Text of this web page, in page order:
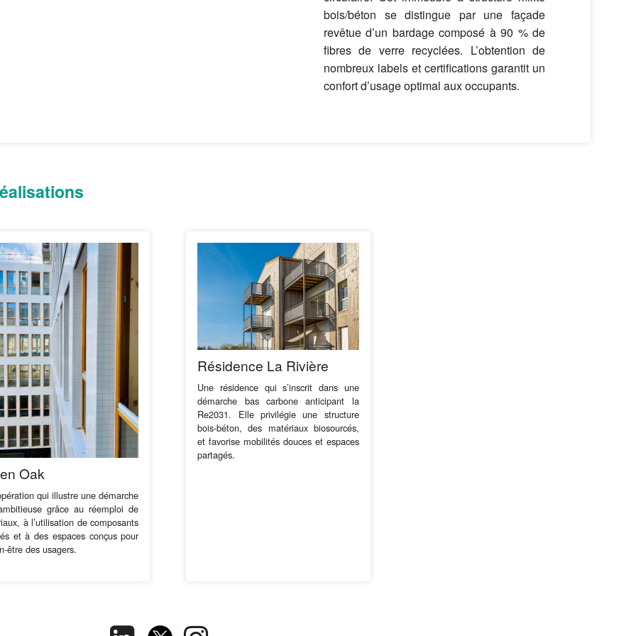
bois/béton se distingue par une façade
revêtue d’un bardage composé à 90 % de
fibres de verre recyclées. L’obtention de
nombreux labels et certifications garantit un
confort d’usage optimal aux occupants.
Oak
qui illustre une démarche
grâce au réemploi de
à l’utilisation de composants
et à des espaces conçus pour
être des usagers.
Résidence La Rivière
Une résidence qui s’inscrit dans une
démarche bas carbone anticipant la
Re2031. Elle privilégie une structure
bois-béton, des matériaux biosourcés,
et favorise mobilités douces et espaces
partagés.